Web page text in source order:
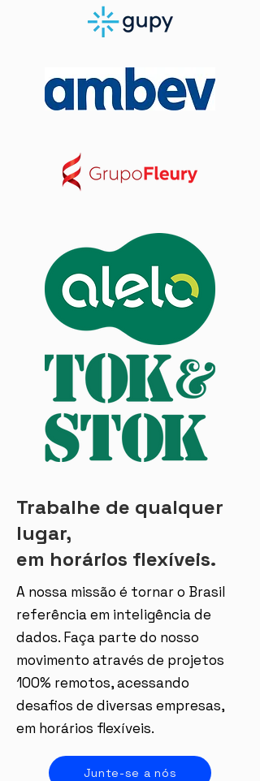
Trabalhe de qualquer
lugar,
em horários flexíveis.
A nossa missão é tornar o Brasil
referência em inteligência de
dados. Faça parte do nosso
movimento através de projetos
100% remotos, acessando
desafios de diversas empresas,
em horários flexíveis.
Junte-se a nós